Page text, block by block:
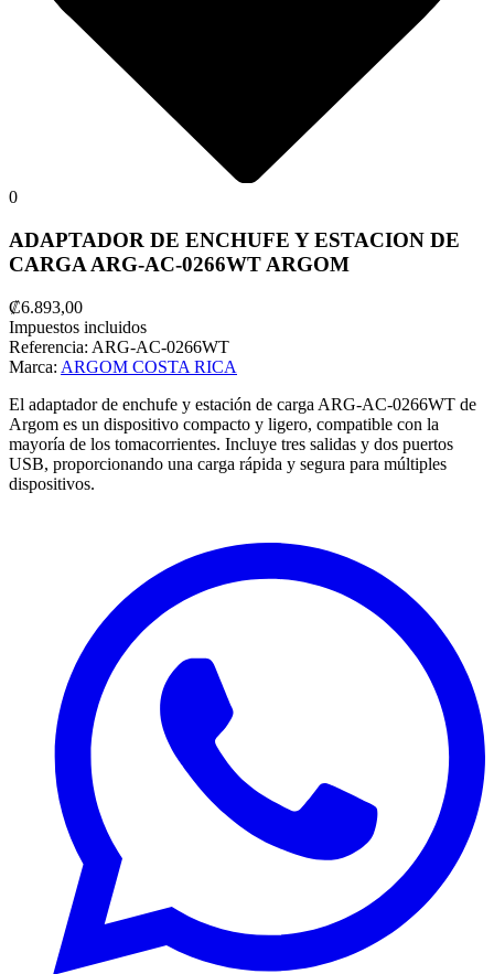
0
ADAPTADOR DE ENCHUFE Y ESTACION DE
CARGA ARG-AC-0266WT ARGOM
₡6.893,00
Impuestos incluidos
Referencia: ARG-AC-0266WT
Marca: ARGOM COSTA RICA
El adaptador de enchufe y estación de carga ARG-AC-0266WT de
Argom es un dispositivo compacto y ligero, compatible con la
mayoría de los tomacorrientes. Incluye tres salidas y dos puertos
USB, proporcionando una carga rápida y segura para múltiples
dispositivos.